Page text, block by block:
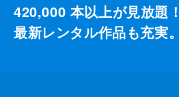
420,000 本以上が見放題！
最新レンタル作品も充実。